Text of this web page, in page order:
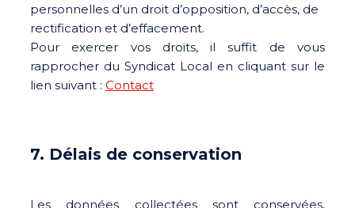
personnelles d’un droit d’opposition, d’accès, de
rectification et d’effacement.
Pour exercer vos droits, il suffit de vous
rapprocher du Syndicat Local en cliquant sur le
lien suivant : Contact
7. Délais de conservation
Les données collectées sont conservées,